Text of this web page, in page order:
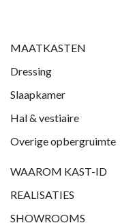
MAATKASTEN
Dressing
Slaapkamer
Hal & vestiaire
Overige opbergruimte
WAAROM KAST-ID
REALISATIES
SHOWROOMS